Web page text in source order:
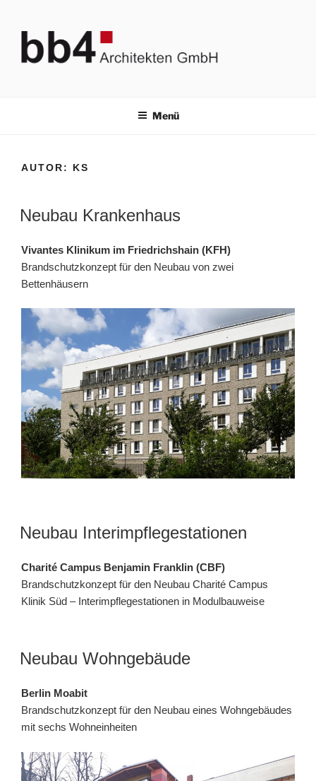
springen
Menü
AUTOR: KS
Neubau Krankenhaus
Vivantes Klinikum im Friedrichshain (KFH)
Brandschutzkonzept für den Neubau von zwei
Bettenhäusern
Neubau Interimpflegestationen
Charité Campus Benjamin Franklin (CBF)
Brandschutzkonzept für den Neubau Charité Campus
Klinik Süd – Interimpflegestationen in Modulbauweise
Neubau Wohngebäude
Berlin Moabit
Brandschutzkonzept für den Neubau eines Wohngebäudes
mit sechs Wohneinheiten